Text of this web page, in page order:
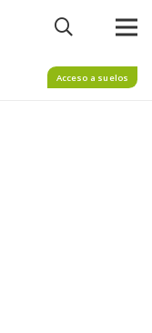
Acceso a suelos